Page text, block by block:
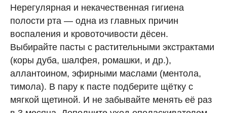
Нерегулярная и некачественная гигиена
полости рта — одна из главных причин
воспаления и кровоточивости дёсен.
Выбирайте пасты с растительными экстрактами
(коры дуба, шалфея, ромашки, и др.),
аллантоином, эфирными маслами (ментола,
тимола). В пару к пасте подберите щётку с
мягкой щетиной. И не забывайте менять её раз